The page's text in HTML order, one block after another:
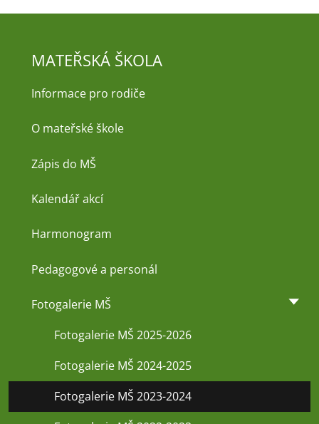
MATEŘSKÁ ŠKOLA
Informace pro rodiče
O mateřské škole
Zápis do MŠ
Kalendář akcí
Harmonogram
Pedagogové a personál
Fotogalerie MŠ
Fotogalerie MŠ 2025-2026
Fotogalerie MŠ 2024-2025
Fotogalerie MŠ 2023-2024